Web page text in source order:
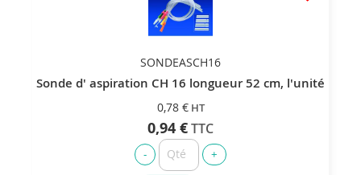
SONDEASCH16
Sonde d' aspiration CH 16 longueur 52 cm, l'unité
0,78 €
0,94 €